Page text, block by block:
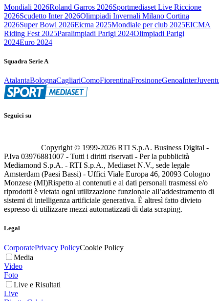
Mondiali 2026Roland Garros 2026Sportmediaset Live Riccione
2026Scudetto Inter 2026Olimpiadi Invernali Milano Cortina
2026Super Bowl 2026Eicma 2025Mondiale per club 2025EICMA
Riding Fest 2025Paralimpiadi Parigi 2024Olimpiadi Parigi
2024Euro 2024
Squadra Serie A
AtalantaBolognaCagliariComoFiorentinaFrosinoneGenoaInter
Seguici su
Copyright © 1999-2026 RTI S.p.A. Business Digital -
P.Iva 03976881007 - Tutti i diritti riservati - Per la pubblicità
Mediamond S.p.A. - RTI S.p.A., Mediaset N.V., sede legale
Amsterdam (Paesi Bassi) - Uffici Viale Europa 46, 20093 Cologno
Monzese (MI)Rispetto ai contenuti e ai dati personali trasmessi e/o
riprodotti è vietata ogni utilizzazione funzionale all’addestramento di
sistemi di intelligenza artificiale generativa. È altresì fatto divieto
espresso di utilizzare mezzi automatizzati di data scraping.
Legal
CorporatePrivacy PolicyCookie Policy
Media
Video
Foto
Live e Risultati
Live